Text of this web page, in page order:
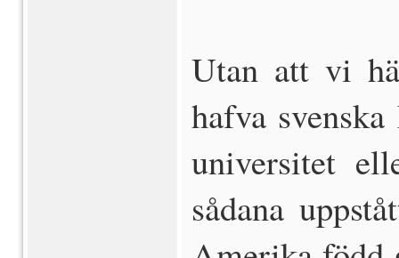
Utan att vi
hafva
universitet
sådana